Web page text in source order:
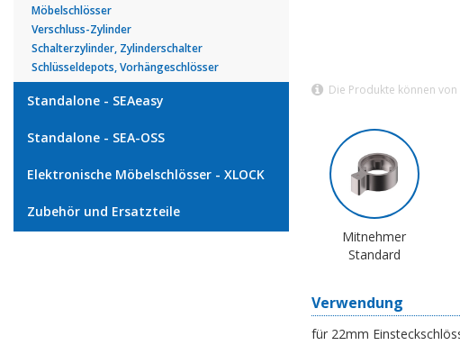
Möbelschlösser
Verschluss-Zylinder
Schalterzylinder, Zylinderschalter
Schlüsseldepots, Vorhängeschlösser
Standalone - SEAeasy
Standalone - SEA-OSS
Elektronische Möbelschlösser - XLOCK
Zubehör und Ersatzteile
Die Produkte können
Mitnehmer
Standard
Verwendung
für 22mm